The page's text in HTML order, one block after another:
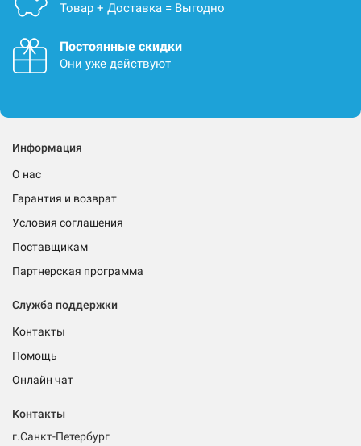
Товар + Доставка = Выгодно
Постоянные скидки
Они уже действуют
Информация
О нас
Гарантия и возврат
Условия соглашения
Поставщикам
Партнерская программа
Служба поддержки
Контакты
Помощь
Онлайн чат
Контакты
г.Санкт-Петербург